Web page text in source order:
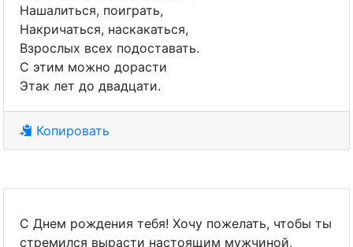
Нашалиться, поиграть,
Накричаться, наскакаться,
Взрослых всех подоставать.
С этим можно дорасти
Этак лет до двадцати.
Копировать
С Днем рождения тебя! Хочу пожелать, чтобы ты
стремился вырасти настоящим мужчиной,